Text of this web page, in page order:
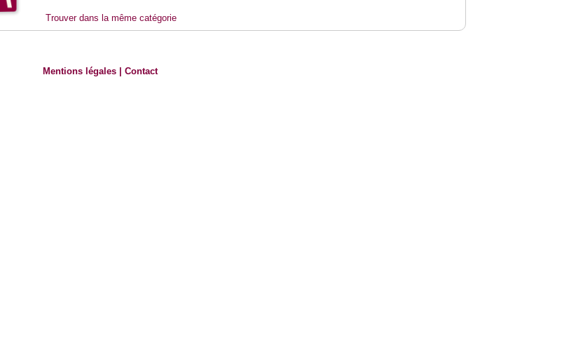
Trouver dans la même catégorie
Mentions légales |Contact